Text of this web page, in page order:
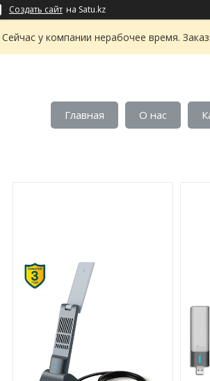
Создать сайт на Satu.kz
Сейчас у компании нерабочее время.
Главная О нас